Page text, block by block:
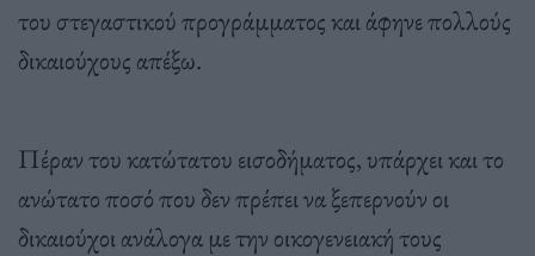
του στεγαστικού προγράμματος και άφηνε πολλούς
δικαιούχους απέξω.
Πέραν του κατώτατου εισοδήματος, υπάρχει και το
ανώτατο ποσό που δεν πρέπει να ξεπερνούν οι
δικαιούχοι ανάλογα με την οικογενειακή τους